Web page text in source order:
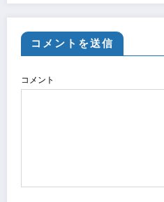
コメントを送信
コメント